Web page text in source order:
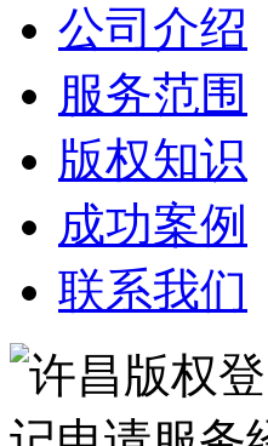
公司介绍
服务范围
版权知识
成功案例
联系我们